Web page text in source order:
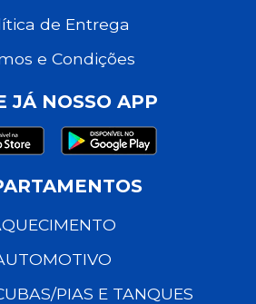
de Entrega
e Condições
JÁ NOSSO APP
PIAS E TANQUES